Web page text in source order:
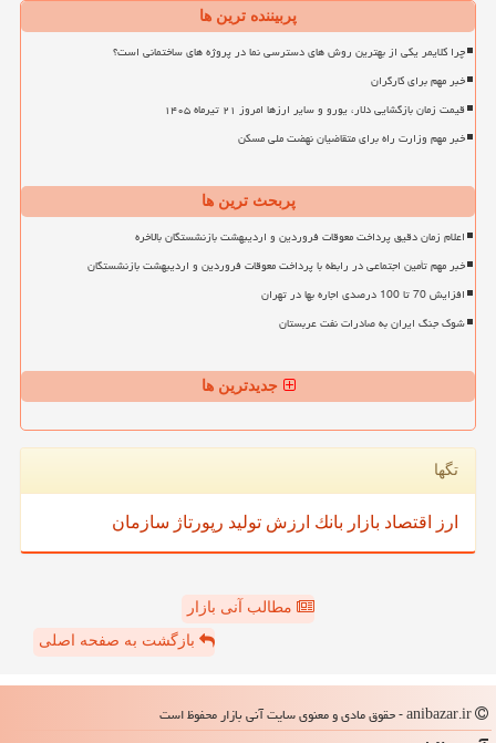
پربیننده ترین ها
چرا کلایمر یکی از بهترین روش های دسترسی نما در پروژه های ساختمانی است؟
خبر مهم برای کارگران
قیمت زمان بازگشایی دلار، یورو و سایر ارزها امروز ۲۱ تیرماه ۱۴۰۵
خبر مهم وزارت راه برای متقاضیان نهضت ملی مسکن
پربحث ترین ها
اعلام زمان دقیق پرداخت معوقات فروردین و اردیبهشت بازنشستگان بالاخره
خبر مهم تأمین اجتماعی در رابطه با پرداخت معوقات فروردین و اردیبهشت بازنشستگان
افزایش 70 تا 100 درصدی اجاره بها در تهران
شوک جنگ ایران به صادرات نفت عربستان
جدیدترین ها
تگها
ارز اقتصاد بازار بانك ارزش تولید رپورتاژ سازمان
مطالب آنی بازار
بازگشت به صفحه اصلی